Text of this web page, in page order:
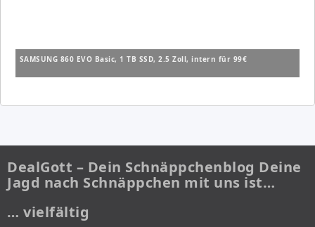
SAMSUNG 860 EVO Basic, 1 TB SSD, 2.5 Zoll, intern für 99€
DealGott – Dein Schnäppchenblog Deine
Jagd nach Schnäppchen mit uns ist…
… vielfältig